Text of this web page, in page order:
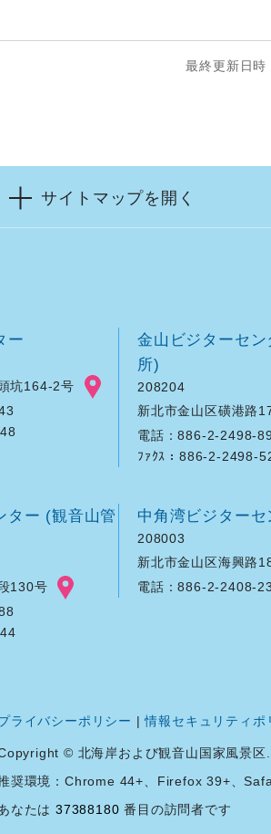
最終更新日
サイトマップを開く
ー
坑164-2号
金山ビジターセ
所)
208204
新北市金山区磺港路
電話：886-2-2498-
ﾌｧｸｽ：886-2-2498-
ター (観音山管
130号
中角湾ビジターセ
208003
新北市金山区海興路
電話：886-2-2408-
ライバシーポリシー |情報セキュリティポ
© 北海岸および観音山国家風景
奨環境：Chrome 44+、Firefox 39+、
なたは 37388180 番目の訪問者です